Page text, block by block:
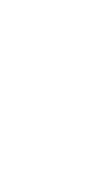
Activado el nivel 2
forestal de Niebla por